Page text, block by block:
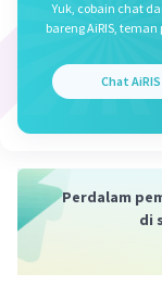
= 64
Persamaan
Yuk, cobain chat
bareng AiRIS,
Chat AiRIS
Perdalam
di